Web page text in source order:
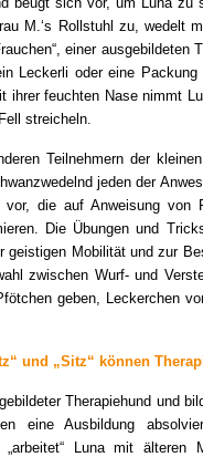
M.‘s Rollstuhl zu, wedelt
einer ausgebildeten
Leckerli oder eine
ihrer feuchten Nase nimmt
streicheln.
Teilnehmern der
jeden der
vor, die auf Anweisung von
Die Übungen und
geistigen Mobilität und zur
zwischen Wurf- und
geben, Leckerchen
und „Sitz“ können
Therapiehund und
eine Ausbildung
„arbeitet“ Luna mit